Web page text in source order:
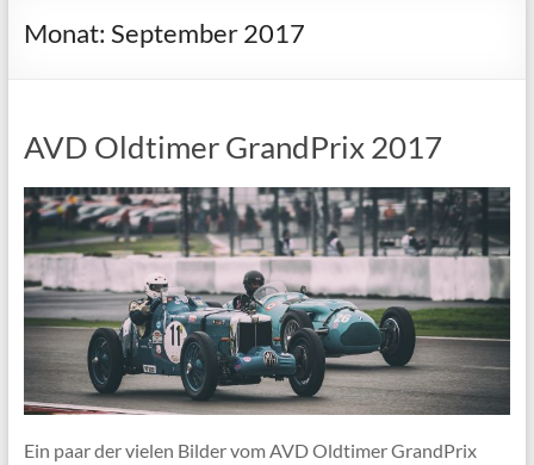
Monat: September 2017
AVD Oldtimer GrandPrix 2017
Ein paar der vielen Bilder vom AVD Oldtimer GrandPrix